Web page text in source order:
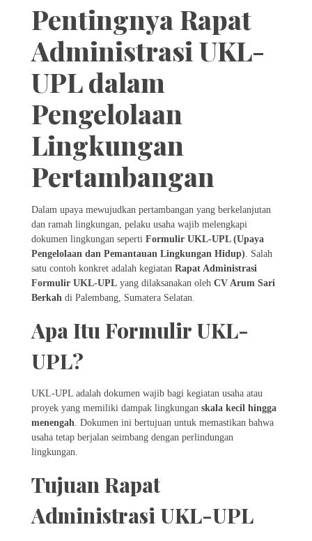
Pentingnya Rapat
Administrasi UKL-
UPL dalam
Pengelolaan
Lingkungan
Pertambangan
Dalam upaya mewujudkan pertambangan yang berkelanjutan
dan ramah lingkungan, pelaku usaha wajib melengkapi
dokumen lingkungan seperti Formulir UKL-UPL (Upaya
Pengelolaan dan Pemantauan Lingkungan Hidup) . Salah
satu contoh konkret adalah kegiatan Rapat Administrasi
Formulir UKL-UPL yang dilaksanakan oleh CV Arum Sari
Berkah di Palembang, Sumatera Selatan.
Apa Itu Formulir UKL-
UPL?
UKL-UPL adalah dokumen wajib bagi kegiatan usaha atau
proyek yang memiliki dampak lingkungan skala kecil hingga
menengah. Dokumen ini bertujuan untuk memastikan bahwa
usaha tetap berjalan seimbang dengan perlindungan
lingkungan.
Tujuan Rapat
Administrasi UKL-UPL